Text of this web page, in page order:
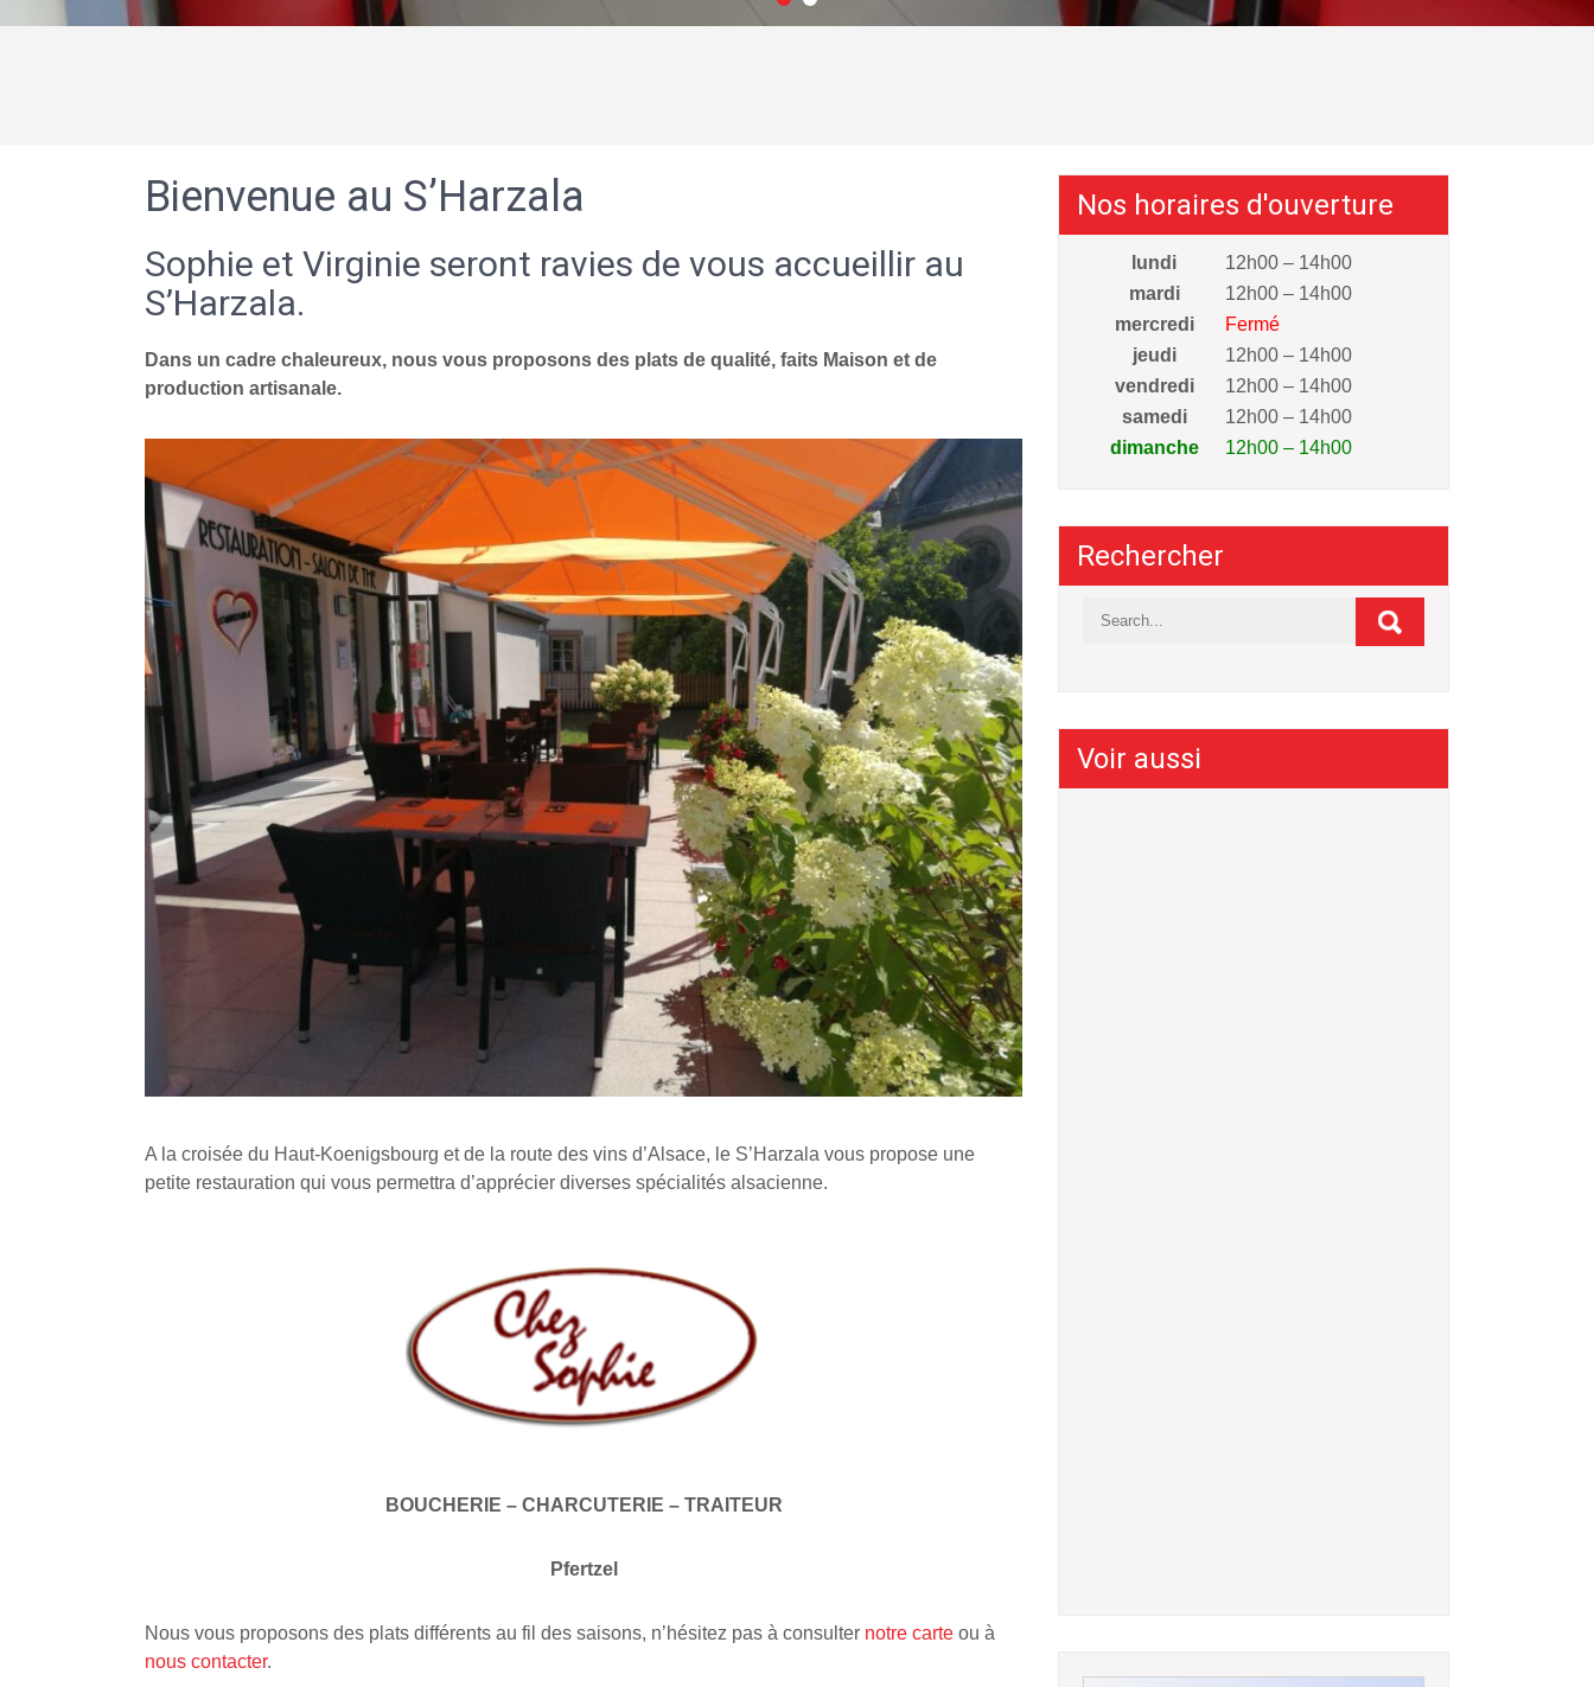
Bienvenue au S’Harzala
Sophie et Virginie seront ravies de vous accueillir au
S’Harzala.
Dans un cadre chaleureux, nous vous proposons des plats de qualité, faits Maison et de
production artisanale.
A la croisée du Haut-Koenigsbourg et de la route des vins d’Alsace, le S’Harzala vous propose une
petite restauration qui vous permettra d’apprécier diverses spécialités alsacienne.
BOUCHERIE – CHARCUTERIE – TRAITEUR
Pfertzel
Nous vous proposons des plats différents au fil des saisons, n’hésitez pas à consulter notre carte ou à
nous contacter.
Nos horaires d'ouverture
lundi
12h00 – 14h00
mardi
12h00 – 14h00
mercredi
Fermé
jeudi
12h00 – 14h00
vendredi
12h00 – 14h00
samedi
12h00 – 14h00
dimanche
12h00 – 14h00
Rechercher
Voir aussi